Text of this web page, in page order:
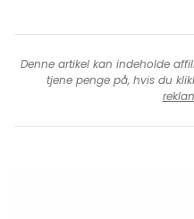
Denne artikel kan indeholde
tjene penge på, hvis du